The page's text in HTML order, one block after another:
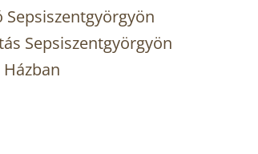
Sepsiszentgyörgyön